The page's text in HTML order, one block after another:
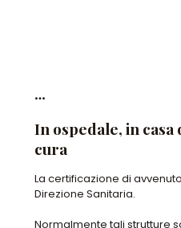
In ospedale, in casa
cura
La certificazione di
Direzione Sanitaria.
Normalmente tali strutture